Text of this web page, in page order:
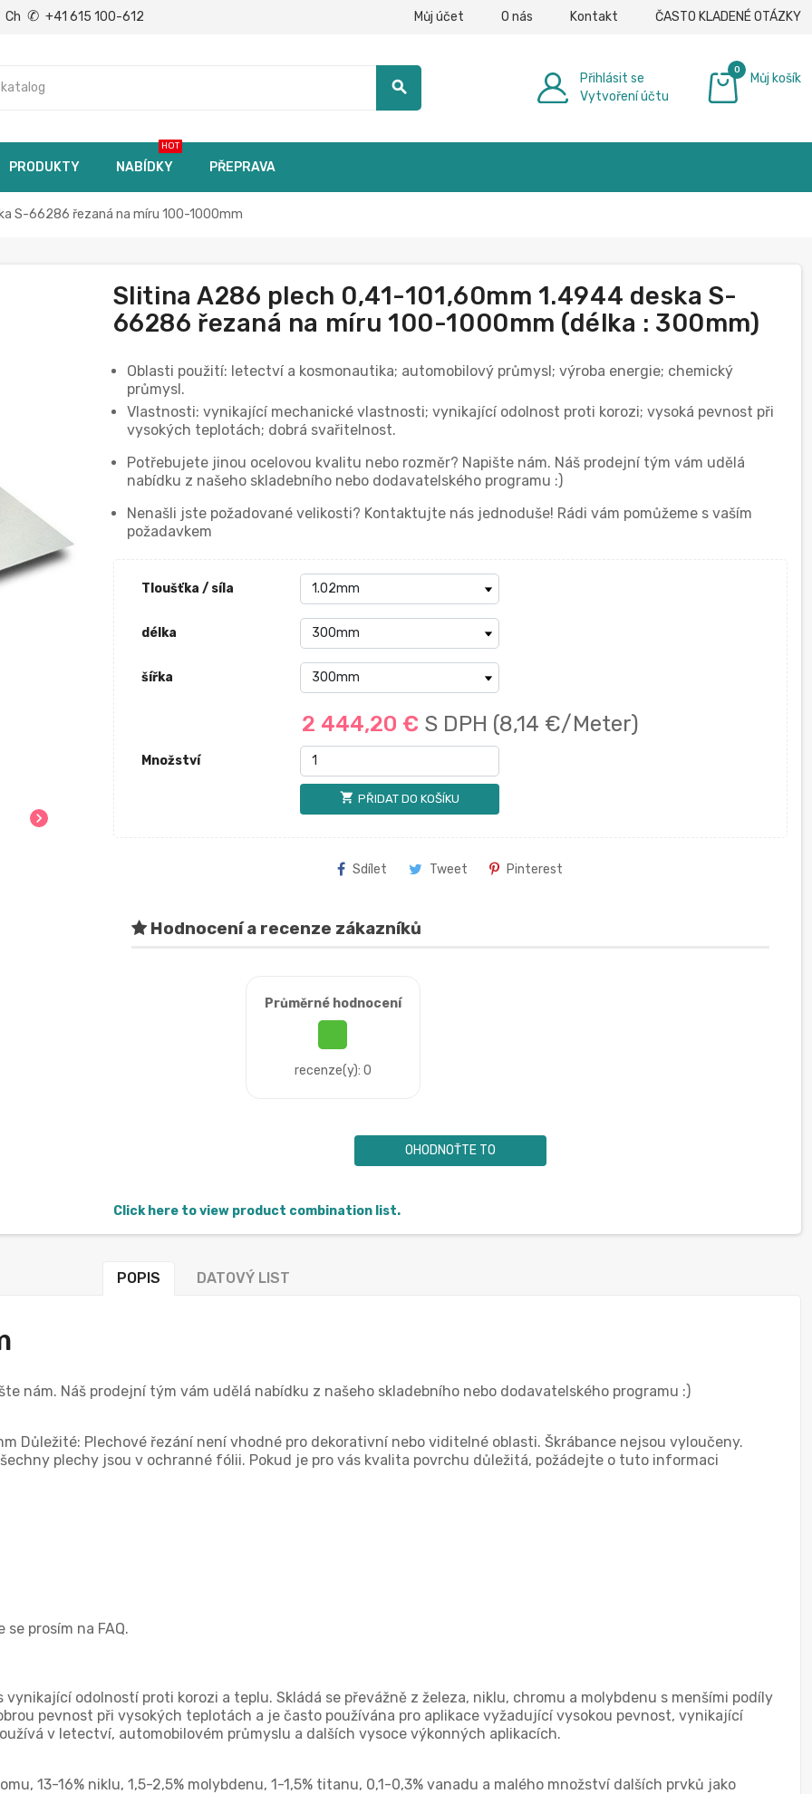
Ch ✆ +41 615 100-612 Můj účet O nás Kontakt ČASTO KLADENÉ OTÁZKY
search
Přihlásit se
Vytvoření účtu
0
Můj košík
PRODUKTY NABÍDKY
HOT
PŘEPRAVA
S-66286 řezaná na míru 100-1000mm
chevron_right
Slitina A286 plech 0,41-101,60mm 1.4944 deska S-
66286 řezaná na míru 100-1000mm (délka : 300mm)
Oblasti použití: letectví a kosmonautika; automobilový průmysl; výroba energie; chemický
průmysl.
Vlastnosti: vynikající mechanické vlastnosti; vynikající odolnost proti korozi; vysoká pevnost při
vysokých teplotách; dobrá svařitelnost.
Potřebujete jinou ocelovou kvalitu nebo rozměr? Napište nám. Náš prodejní tým vám udělá
nabídku z našeho skladebního nebo dodavatelského programu :)
Nenašli jste požadované velikosti? Kontaktujte nás jednoduše! Rádi vám pomůžeme s vaším
požadavkem
Tloušťka / síla
délka
šířka
2 444,20 € S DPH (8,14 €/Meter)
Množství
shopping_cart PŘIDAT DO KOŠÍKU
Sdílet Tweet Pinterest
Hodnocení a recenze zákazníků
Průměrné hodnocení
recenze(y): 0
OHODNOŤTE TO
Click here to view product combination list.
POPIS DATOVÝ LIST
nám. Náš prodejní tým vám udělá nabídku z našeho skladebního nebo dodavatelského programu :)
Důležité: Plechové řezání není vhodné pro dekorativní nebo viditelné oblasti. Škrábance nejsou vyloučeny.
plechy jsou v ochranné fólii. Pokud je pro vás kvalita povrchu důležitá, požádejte o tuto informaci
prosím na FAQ.
odolností proti korozi a teplu. Skládá se převážně z železa, niklu, chromu a molybdenu s menšími podíly
pevnost při vysokých teplotách a je často používána pro aplikace vyžadující vysokou pevnost, vynikající
v letectví, automobilovém průmyslu a dalších vysoce výkonných aplikacích.
13-16% niklu, 1,5-2,5% molybdenu, 1-1,5% titanu, 0,1-0,3% vanadu a malého množství dalších prvků jako